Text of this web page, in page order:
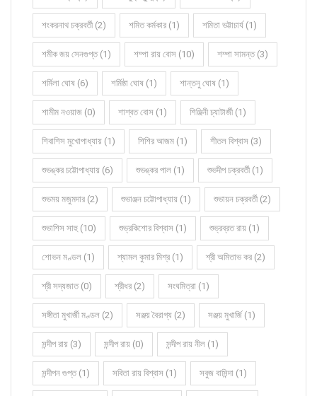
শংকরনাথ চক্রবর্তী (2) শমিত কর্মকার (1) শমিতা ভট্টাচার্য (1)
শমীক জয় সেনগুপ্ত (1) শম্পা রায় বোস (10) শম্পা সামন্ত (3)
শর্মিলা ঘোষ (6) শর্মিষ্ঠা ঘোষ (1) শান্তনু ঘোষ (1)
শামীম নওয়াজ (0) শাশ্বত বোস (1) শিঞ্জিনী চ্যাটার্জী (1)
শিবাশিস মুখোপাধ্যায় (1) শিশির আজম (1) শীতল বিশ্বাস (3)
শুভঙ্কর চট্টোপাধ্যায় (6) শুভঙ্কর পাল (1) শুভদীপ চক্রবর্তী (1)
শুভময় মজুমদার (2) শুভাঞ্জন চট্টোপাধ্যায় (1) শুভায়ন চক্রবর্তী (2)
শুভাশিস সাহু (10) শুভ্রকিশোর বিশ্বাস (1) শুভ্রব্রত রায় (1)
শোভন মণ্ডল (1) শ্যামল কুমার মিশ্র (1) শ্রী অমিতাভ কর (2)
শ্রী সদ্যজাত (0) শ্রীধর (2) সংঘমিত্রা (1)
সঙ্গীতা মুখার্জী মণ্ডল (2) সঞ্জয় বৈরাগ্য (2) সঞ্জয় মুখার্জি (1)
সন্দীপ রায় (3) সন্দীপ রায় (0) সন্দীপ রায় নীল (1)
সন্দীপন গুপ্ত (1) সবিতা রায় বিশ্বাস (1) সবুজ বাসিন্দা (1)